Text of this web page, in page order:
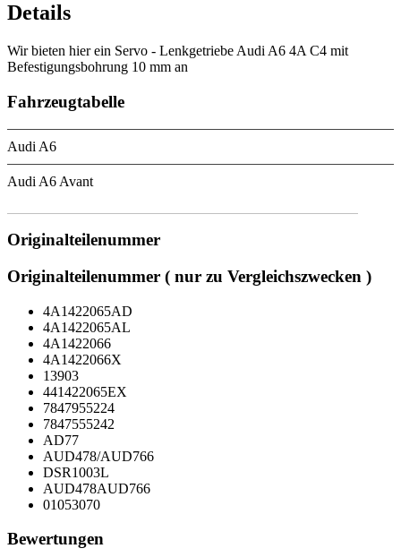
Details
Wir bieten hier ein Servo - Lenkgetriebe Audi A6 4A C4 mit
Befestigungsbohrung 10 mm an
Fahrzeugtabelle
Audi A6
Audi A6 Avant
Originalteilenummer
Originalteilenummer ( nur zu Vergleichszwecken )
4A1422065AD
4A1422065AL
4A1422066
4A1422066X
13903
441422065EX
7847955224
7847555242
AD77
AUD478/AUD766
DSR1003L
AUD478AUD766
01053070
Bewertungen